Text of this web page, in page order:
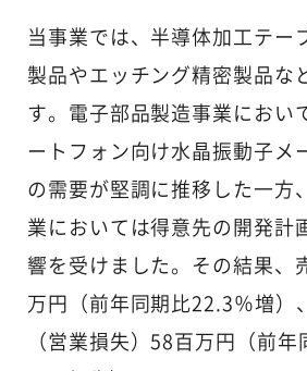
当事業では、半導体加工テー
製品やエッチング精密製品な
す。電子部品製造事業におい
ートフォン向け水晶振動子メ
の需要が堅調に推移した一方
業においては得意先の開発計
響を受けました。その結果、
万円（前年同期比22.3％増）
（営業損失）58百万円（前年